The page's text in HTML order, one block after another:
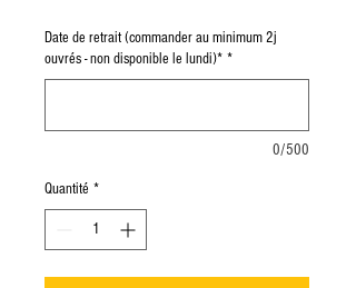
Date de retrait (commander au minimum 2j
ouvrés - non disponible le lundi)* *
0/500
Quantité *